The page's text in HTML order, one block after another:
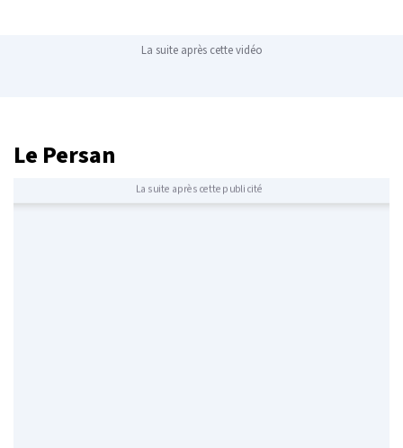
La suite après cette vidéo
Le Persan
La suite après cette publicité